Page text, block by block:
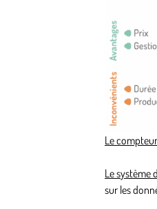
Le compteur
Le système
sur les